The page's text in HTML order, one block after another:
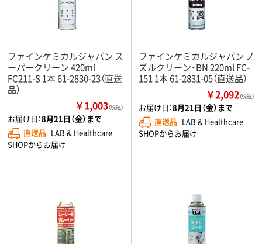
ファインケミカルジャパン ス
ーパークリーン 420ml
FC211-S 1本 61-2830-23（直送
品）
￥1,003（税込）
お届け日：8月21日（金）まで
直送品 LAB & Healthcare
SHOPからお届け
ファインケミカルジャパン ノ
ズルクリーン・BN 220ml FC-
151 1本 61-2831-05（直送品）
￥2,092（税込）
お届け日：8月21日（金）まで
直送品 LAB & Healthcare
SHOPからお届け